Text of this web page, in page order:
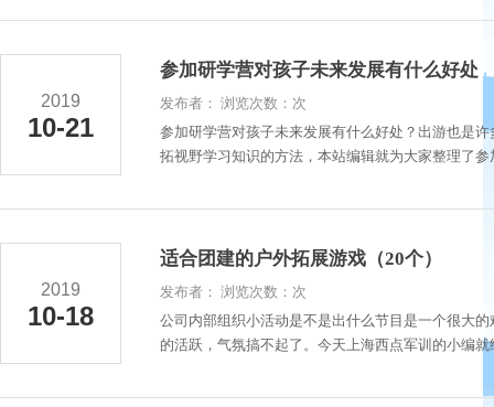
2019
10-21
参加研学营对孩子未来发展有什么好处
发布者： 浏览次数：次
参加研学营对孩子未来发展有什么好处？出游也是
拓视野学习知识的方法，本站编辑就为大家整理了
2019
10-18
适合团建的户外拓展游戏（20个）
发布者： 浏览次数：次
公司内部组织小活动是不是出什么节目是一个很大
的活跃，气氛搞不起了。今天上海西点军训的小编